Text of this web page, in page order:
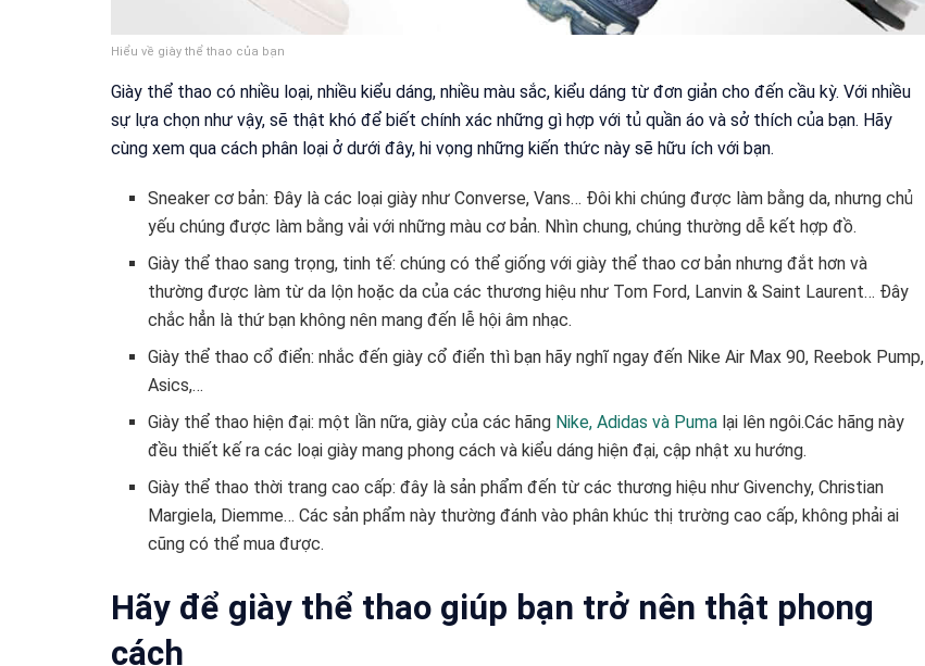
Hiểu về giày thể thao của bạn
Giày thể thao có nhiều loại, nhiều kiểu dáng, nhiều màu sắc, kiểu dáng từ đơn giản cho đến cầu kỳ. Với nhiều
sự lựa chọn như vậy, sẽ thật khó để biết chính xác những gì hợp với tủ quần áo và sở thích của bạn. Hãy
cùng xem qua cách phân loại ở dưới đây, hi vọng những kiến thức này sẽ hữu ích với bạn.
Sneaker cơ bản: Đây là các loại giày như Converse, Vans… Đôi khi chúng được làm bằng da, nhưng chủ
yếu chúng được làm bằng vải với những màu cơ bản. Nhìn chung, chúng thường dễ kết hợp đồ.
Giày thể thao sang trọng, tinh tế: chúng có thể giống với giày thể thao cơ bản nhưng đắt hơn và
thường được làm từ da lộn hoặc da của các thương hiệu như Tom Ford, Lanvin & Saint Laurent… Đây
chắc hẳn là thứ bạn không nên mang đến lễ hội âm nhạc.
Giày thể thao cổ điển: nhắc đến giày cổ điển thì bạn hãy nghĩ ngay đến Nike Air Max 90, Reebok Pump,
Asics,…
Giày thể thao hiện đại: một lần nữa, giày của các hãng Nike, Adidas và Puma lại lên ngôi.Các hãng này
đều thiết kế ra các loại giày mang phong cách và kiểu dáng hiện đại, cập nhật xu hướng.
Giày thể thao thời trang cao cấp: đây là sản phẩm đến từ các thương hiệu như Givenchy, Christian
Margiela, Diemme… Các sản phẩm này thường đánh vào phân khúc thị trường cao cấp, không phải ai
cũng có thể mua được.
Hãy để giày thể thao giúp bạn trở nên thật phong
cách